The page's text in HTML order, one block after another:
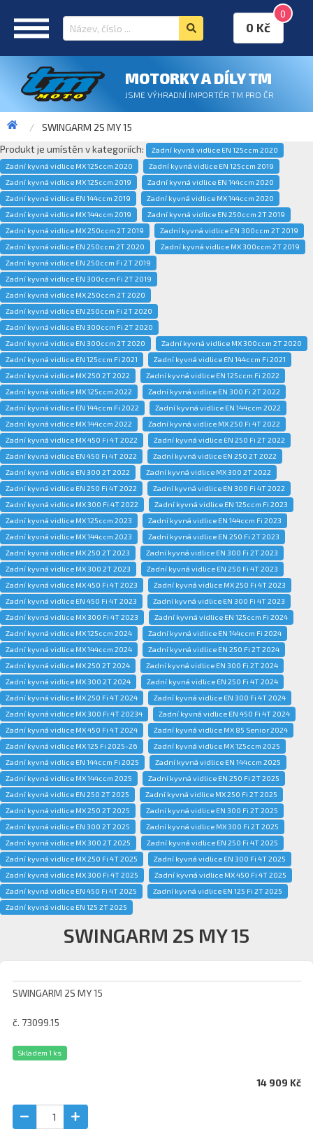
0
0 Kč
MOTORKY A DÍLY TM
JSME VÝHRADNÍ IMPORTÉR TM PRO ČR
SWINGARM 2S MY 15
Produkt je umístěn v kategoriích:
Zadní kyvná vidlice EN 125ccm 2020
Zadní kyvná vidlice MX 125ccm 2020
Zadní kyvná vidlice EN 125ccm 2019
Zadní kyvná vidlice MX 125ccm 2019
Zadní kyvná vidlice EN 144ccm 2020
Zadní kyvná vidlice EN 144ccm 2019
Zadní kyvná vidlice MX 144ccm 2020
Zadní kyvná vidlice MX 144ccm 2019
Zadní kyvná vidlice EN 250ccm 2T 2019
Zadní kyvná vidlice MX 250ccm 2T 2019
Zadní kyvná vidlice EN 300ccm 2T 2019
Zadní kyvná vidlice EN 250ccm 2T 2020
Zadní kyvná vidlice MX 300ccm 2T 2019
Zadní kyvná vidlice EN 250ccm Fi 2T 2019
Zadní kyvná vidlice EN 300ccm Fi 2T 2019
Zadní kyvná vidlice MX 250ccm 2T 2020
Zadní kyvná vidlice EN 250ccm Fi 2T 2020
Zadní kyvná vidlice EN 300ccm Fi 2T 2020
Zadní kyvná vidlice EN 300ccm 2T 2020
Zadní kyvná vidlice MX 300ccm 2T 2020
Zadní kyvná vidlice EN 125ccm Fi 2021
Zadní kyvná vidlice EN 144ccm Fi 2021
Zadní kyvná vidlice MX 250 2T 2022
Zadní kyvná vidlice EN 125ccm Fi 2022
Zadní kyvná vidlice MX 125ccm 2022
Zadní kyvná vidlice EN 300 Fi 2T 2022
Zadní kyvná vidlice EN 144ccm Fi 2022
Zadní kyvná vidlice EN 144ccm 2022
Zadní kyvná vidlice MX 144ccm 2022
Zadní kyvná vidlice MX 250 Fi 4T 2022
Zadní kyvná vidlice MX 450 Fi 4T 2022
Zadní kyvná vidlice EN 250 Fi 2T 2022
Zadní kyvná vidlice EN 450 Fi 4T 2022
Zadní kyvná vidlice EN 250 2T 2022
Zadní kyvná vidlice EN 300 2T 2022
Zadní kyvná vidlice MX 300 2T 2022
Zadní kyvná vidlice EN 250 Fi 4T 2022
Zadní kyvná vidlice EN 300 Fi 4T 2022
Zadní kyvná vidlice MX 300 Fi 4T 2022
Zadní kyvná vidlice EN 125ccm Fi 2023
Zadní kyvná vidlice MX 125ccm 2023
Zadní kyvná vidlice EN 144ccm Fi 2023
Zadní kyvná vidlice MX 144ccm 2023
Zadní kyvná vidlice EN 250 Fi 2T 2023
Zadní kyvná vidlice MX 250 2T 2023
Zadní kyvná vidlice EN 300 Fi 2T 2023
Zadní kyvná vidlice MX 300 2T 2023
Zadní kyvná vidlice EN 250 Fi 4T 2023
Zadní kyvná vidlice MX 450 Fi 4T 2023
Zadní kyvná vidlice MX 250 Fi 4T 2023
Zadní kyvná vidlice EN 450 Fi 4T 2023
Zadní kyvná vidlice EN 300 Fi 4T 2023
Zadní kyvná vidlice MX 300 Fi 4T 2023
Zadní kyvná vidlice EN 125ccm Fi 2024
Zadní kyvná vidlice MX 125ccm 2024
Zadní kyvná vidlice EN 144ccm Fi 2024
Zadní kyvná vidlice MX 144ccm 2024
Zadní kyvná vidlice EN 250 Fi 2T 2024
Zadní kyvná vidlice MX 250 2T 2024
Zadní kyvná vidlice EN 300 Fi 2T 2024
Zadní kyvná vidlice MX 300 2T 2024
Zadní kyvná vidlice EN 250 Fi 4T 2024
Zadní kyvná vidlice MX 250 Fi 4T 2024
Zadní kyvná vidlice EN 300 Fi 4T 2024
Zadní kyvná vidlice MX 300 Fi 4T 20234
Zadní kyvná vidlice EN 450 Fi 4T 2024
Zadní kyvná vidlice MX 450 Fi 4T 2024
Zadní kyvná vidlice MX 85 Senior 2024
Zadní kyvná vidlice MX 125 Fi 2025-26
Zadní kyvná vidlice MX 125ccm 2025
Zadní kyvná vidlice EN 144ccm Fi 2025
Zadní kyvná vidlice EN 144ccm 2025
Zadní kyvná vidlice MX 144ccm 2025
Zadní kyvná vidlice EN 250 Fi 2T 2025
Zadní kyvná vidlice EN 250 2T 2025
Zadní kyvná vidlice MX 250 Fi 2T 2025
Zadní kyvná vidlice MX 250 2T 2025
Zadní kyvná vidlice EN 300 Fi 2T 2025
Zadní kyvná vidlice EN 300 2T 2025
Zadní kyvná vidlice MX 300 Fi 2T 2025
Zadní kyvná vidlice MX 300 2T 2025
Zadní kyvná vidlice EN 250 Fi 4T 2025
Zadní kyvná vidlice MX 250 Fi 4T 2025
Zadní kyvná vidlice EN 300 Fi 4T 2025
Zadní kyvná vidlice MX 300 Fi 4T 2025
Zadní kyvná vidlice MX 450 Fi 4T 2025
Zadní kyvná vidlice EN 450 Fi 4T 2025
Zadní kyvná vidlice EN 125 Fi 2T 2025
Zadní kyvná vidlice EN 125 2T 2025
SWINGARM 2S MY 15
SWINGARM 2S MY 15
č. 73099.15
Skladem 1 ks
14 909 Kč